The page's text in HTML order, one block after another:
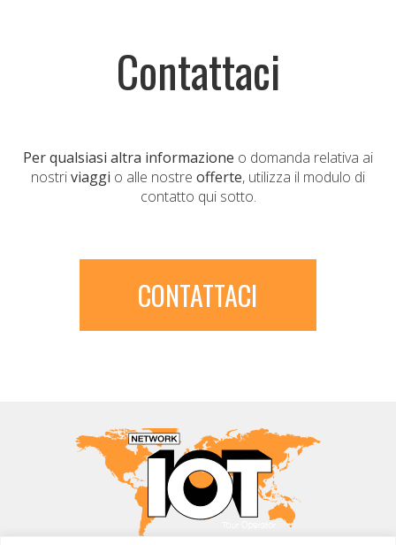
Contattaci
Per qualsiasi altra informazione o domanda relativa ai
nostriviaggi o alle nostre offerte, utilizza il modulo di
contatto qui sotto.
CONTATTACI